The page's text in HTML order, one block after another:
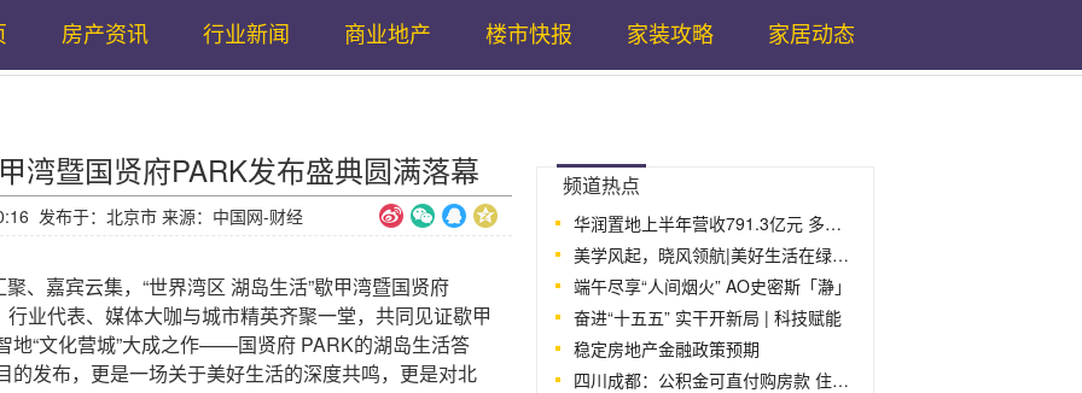
房产资讯 行业新闻 商业地产 楼市快报 家装攻略 家居动态
湾暨国贤府PARK发布盛典圆满落幕
发布于：北京市 来源：中国网-财经
嘉宾云集，“世界湾区 湖岛生活”歇甲湾暨国贤府
业代表、媒体大咖与城市精英齐聚一堂，共同见证歇甲
地“文化营城”大成之作——国贤府 PARK的湖岛生活答
的发布，更是一场关于美好生活的深度共鸣，更是对北
频道热点
华润置地上半年营收791.3亿元 多项业务
美学风起，晓风领航|美好生活在绿城暨“
端午尽享“人间烟火” AO史密斯「瀞」
奋进“十五五” 实干开新局 | 科技赋能
稳定房地产金融政策预期
四川成都：公积金可直付购房款 住房交易